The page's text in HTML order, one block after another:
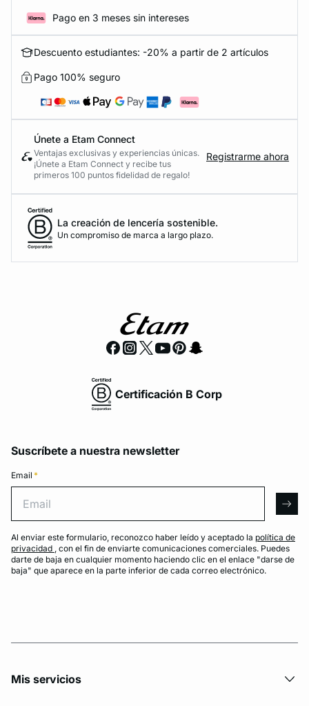
Pago en 3 meses sin intereses
Descuento estudiantes: -20% a partir de 2 artículos
Pago 100% seguro
Únete a Etam Connect
Ventajas exclusivas y experiencias únicas.
¡Únete a Etam Connect y recibe tus
primeros 100 puntos fidelidad de regalo!
Registrarme ahora
La creación de lencería sostenible.
Un compromiso de marca a largo plazo.
Certificación B Corp
Suscríbete a nuestra newsletter
Email *
Al enviar este formulario, reconozco haber leído y aceptado la política de
privacidad , con el fin de enviarte comunicaciones comerciales. Puedes
darte de baja en cualquier momento haciendo clic en el enlace "darse de
baja" que aparece en la parte inferior de cada correo electrónico.
Mis servicios